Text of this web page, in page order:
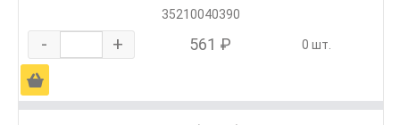
35210040390
- + 561 ₽ 0 шт.
Ä